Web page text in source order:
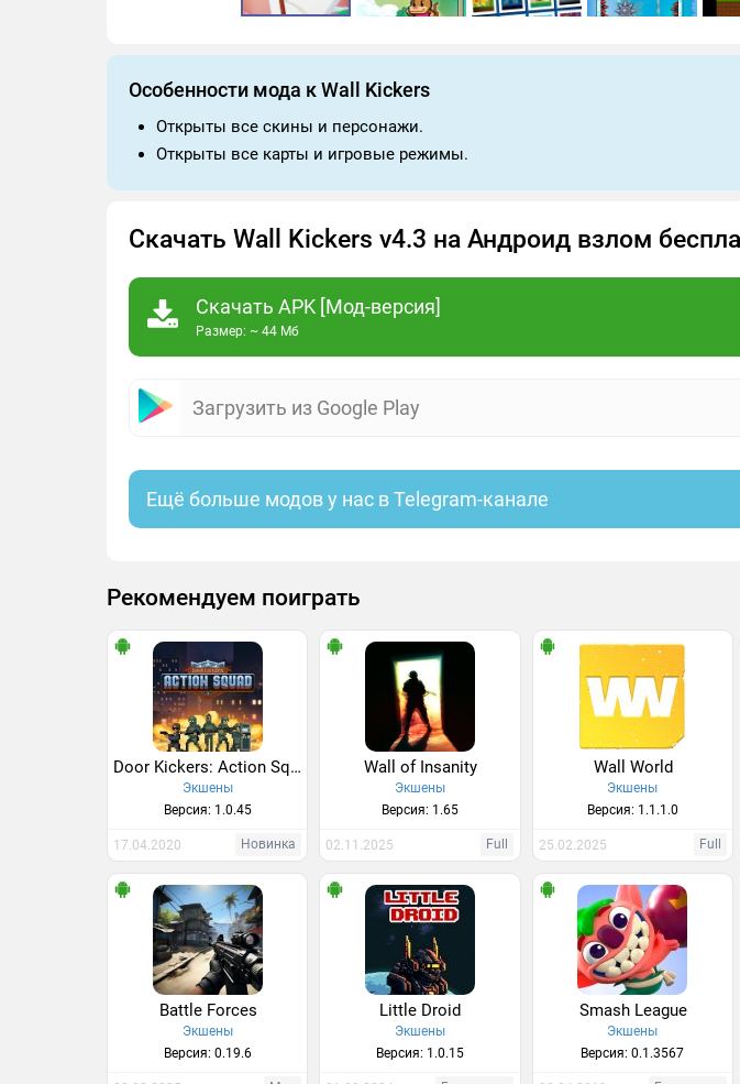
Особенности мода к Wall Kickers
Открыты все скины и персонажи.
Открыты все карты и игровые режимы.
Скачать Wall Kickers v4.3 на Андроид взлом
Скачать APK [Мод-версия]
Размер: ~ 44 Мб
Загрузить из Google Play
Ещё больше модов у нас в Telegram-канале
Рекомендуем поиграть
Door Kickers: Action Squad
Экшены
Версия: 1.0.45
17.04.2020 Новинка
Wall of Insanity
Экшены
Версия: 1.65
02.11.2025 Full
Wall World
Экшены
Версия: 1.1.1.0
25.02.2025 Full
Battle Forces
Экшены
Версия: 0.19.6
Little Droid
Экшены
Версия: 1.0.15
Smash League
Экшены
Версия: 0.1.3567